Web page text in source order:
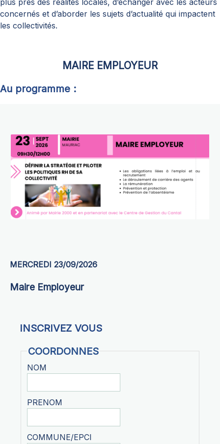
plus près des réalités locales, d’échanger avec les acteurs
concernés et d’aborder les sujets d’actualité qui impactent
les collectivités.
MAIRE EMPLOYEUR
Au programme :
MERCREDI 23/09/2026
Maire Employeur
INSCRIVEZ VOUS
COORDONNES
NOM
PRENOM
COMMUNE/EPCI